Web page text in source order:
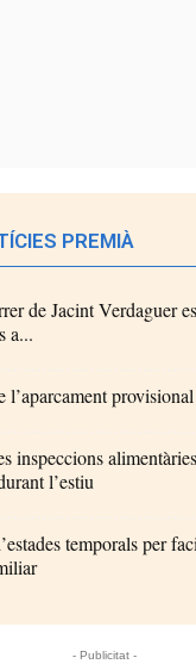
PREMIÀ
de Jacint Verdaguer
a...
l’aparcament
inspeccions
l’estiu
temporals per
- Publicitat -